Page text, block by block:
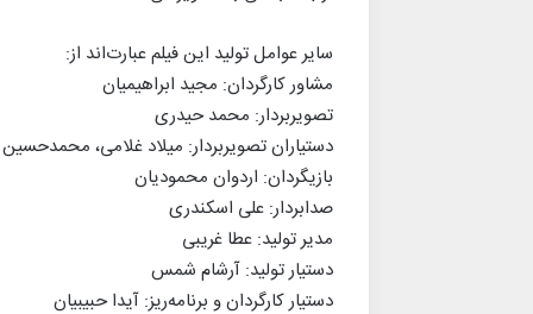
سایر عوامل تولید این فیلم عبارت‌اند از:
مشاور کارگردان: مجید ابراهیمیان
تصویربردار: محمد حیدری
دستیاران تصویربردار: میلاد غلامی،
بازیگردان: اردوان محمودیان
صدابردار: علی اسکندری
مدیر تولید: عطا غریبی
دستیار تولید: آرشام شمس
دستیار کارگردان و برنامه‌ریز: آیدا حبیبیان